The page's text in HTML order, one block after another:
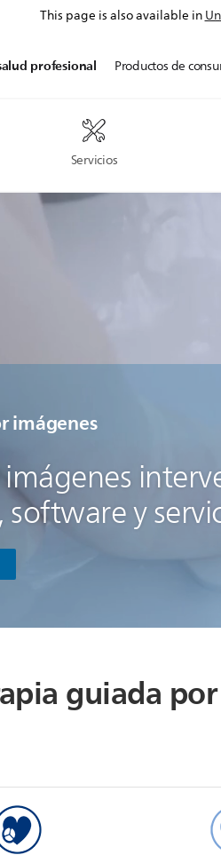
This page is also available in
profesional
Servicios
Productos de
imágenes
y
guiada